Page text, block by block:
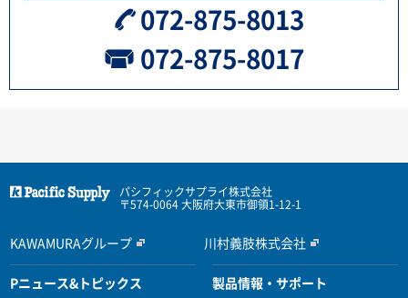
072-875-8013
072-875-8017
パシフィックサプライ株式会社
〒574-0064 大阪府大東市御領1-12-1
KAWAMURAグループ 川村義肢株式会社
Pニュース&トピックス 製品情報・サポート